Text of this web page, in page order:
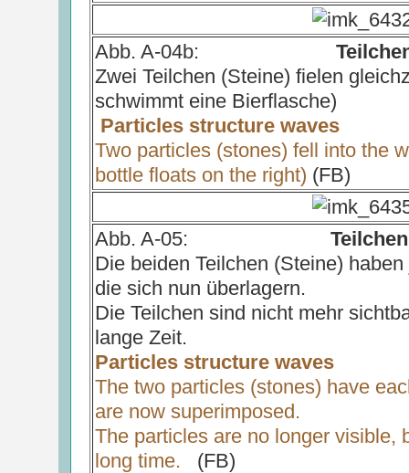
Abb. A-04b:
Zwei Teilchen (Steine) fielen
schwimmt eine Bierflasche)
Particles structure waves
Two particles (stones) fell into the
bottle floats on the right) (FB)
Abb. A-05:
Die beiden Teilchen (Steine)
die sich nun überlagern.
Die Teilchen sind nicht mehr
lange Zeit.
Particles structure waves
The two particles (stones) have
are now superimposed.
The particles are no longer visible,
long time. (FB)